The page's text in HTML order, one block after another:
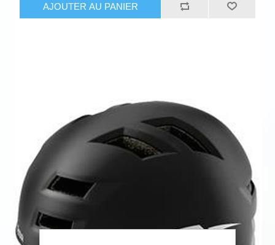
AJOUTER AU PANIER